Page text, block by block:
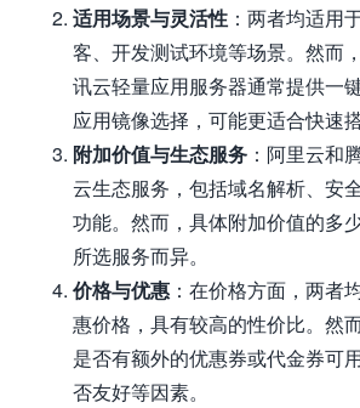
适用场景与灵活性 ：两者均适用
客、开发测试环境等场景。然而
讯云轻量应用服务器通常提供一
应用镜像选择，可能更适合快速
附加价值与生态服务 ：阿里云和
云生态服务，包括域名解析、安
功能。然而，具体附加价值的多
所选服务而异。
价格与优惠 ：在价格方面，两者
惠价格，具有较高的性价比。然
是否有额外的优惠券或代金券可
否友好等因素。